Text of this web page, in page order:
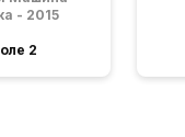
- 2015
2